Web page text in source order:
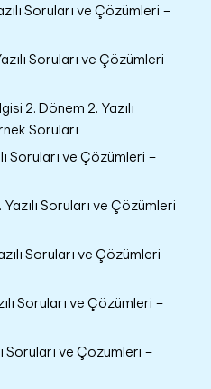
Soruları ve Çözümleri –
Soruları ve Çözümleri –
2. Dönem 2. Yazılı
Soruları
Soruları ve Çözümleri –
Soruları ve Çözümleri
Soruları ve Çözümleri –
Soruları ve Çözümleri –
Soruları ve Çözümleri –